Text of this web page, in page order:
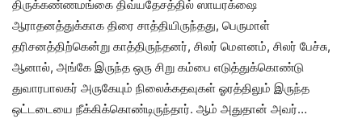
திருக்கண்ணமங்கை திவ்யதேசத்தில் ஸாயரக்ஷை
ஆராதனத்துக்காக திரை சாத்தியிருந்தது, பெருமாள்
தரிசனத்திற்கென்று காத்திருந்தனர், சிலர் மௌனம், சிலர் பேச்சு,
ஆனால், அங்கே இருந்த ஒரு சிறு கம்பை எடுத்துக்கொண்டு
துவாரபாலகர் அருகேயும் நிலைக்கதவுகள் ஓரத்திலும் இருந்த
ஒட்டடையை நீக்கிக்கொண்டிருந்தார். ஆம் அதுதான் அவர்…